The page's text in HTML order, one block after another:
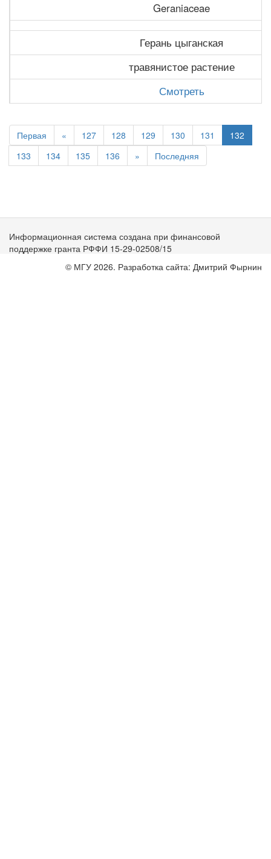
Geraniaceae
Герань цыганская
травянистое растение
Смотреть
Первая « 127 128 129 130 131
132
133
134 135 136 » Последняя
Информационная система создана при финансовой
поддержке гранта РФФИ 15-29-02508/15
© МГУ 2026. Разработка сайта: Дмитрий Фырнин